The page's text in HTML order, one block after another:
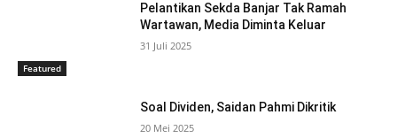
Featured
Pelantikan Sekda Banjar Tak Ramah
Wartawan, Media Diminta Keluar
31 Juli 2025
Soal Dividen, Saidan Pahmi Dikritik
20 Mei 2025